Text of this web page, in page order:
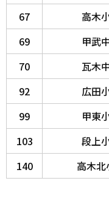
67
高木
69
甲武
70
瓦木
92
広田
99
甲東
103
段上
140
高木北